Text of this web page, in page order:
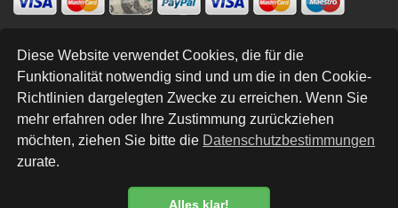
Diese Website verwendet Cookies, die für die
Funktionalität notwendig sind und um die in den Cookie-
Richtlinien dargelegten Zwecke zu erreichen. Wenn Sie
mehr erfahren oder Ihre Zustimmung zurückziehen
möchten, ziehen Sie bitte die Datenschutzbestimmungen
zurate.
Alles klar!
Newsletter
SENDEN
Impressum•Versand•Kontakt•